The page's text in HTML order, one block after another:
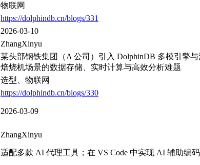
物联网
https://dolphindb.cn/blogs/331
2026-03-10
ZhangXinyu
某头部钢铁集团（A 公司）引入 DolphinDB 多模引擎
焙烧机场景的数据存储、实时计算与高效分析难题
选型、物联网
https://dolphindb.cn/blogs/330
2026-03-09
ZhangXinyu
适配多款 AI 代理工具；在 VS Code 中实现 AI 辅助编